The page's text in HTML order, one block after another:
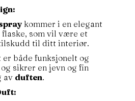
kommer i en elegant
som vil være et
til ditt interiør.
er både funksjonelt og
sikrer en jevn og fin
av duften.